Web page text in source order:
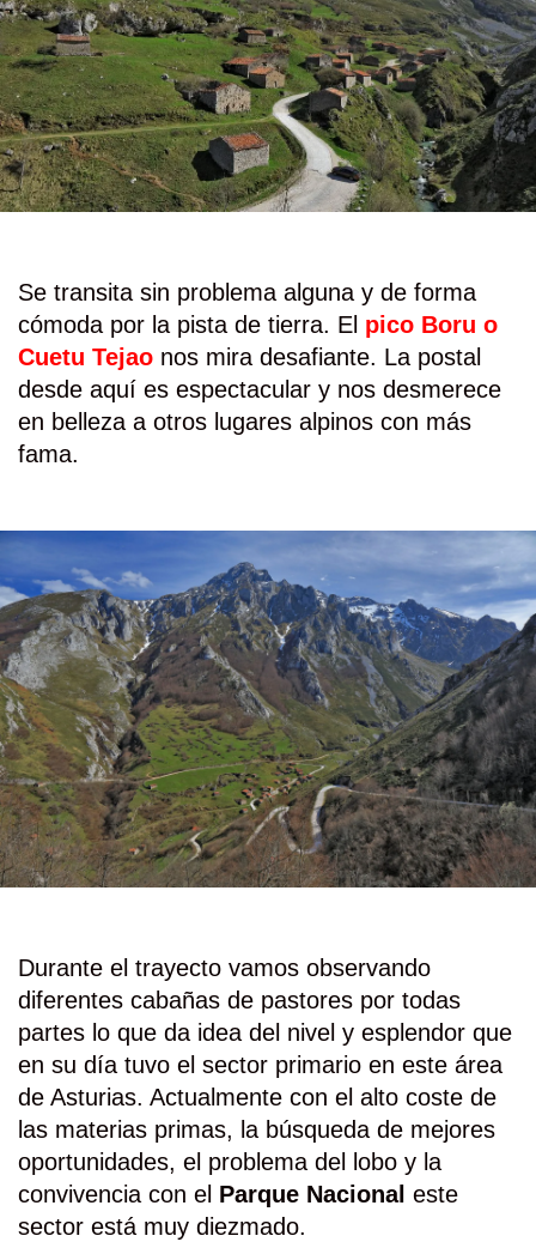
Se transita sin problema alguna y de forma
cómoda por la pista de tierra. El pico Boru o
Cuetu Tejao nos mira desafiante. La postal
desde aquí es espectacular y nos desmerece
en belleza a otros lugares alpinos con más
fama.
Durante el trayecto vamos observando
diferentes cabañas de pastores por todas
partes lo que da idea del nivel y esplendor que
en su día tuvo el sector primario en este área
de Asturias. Actualmente con el alto coste de
las materias primas, la búsqueda de mejores
oportunidades, el problema del lobo y la
convivencia con el Parque Nacional este
sector está muy diezmado.